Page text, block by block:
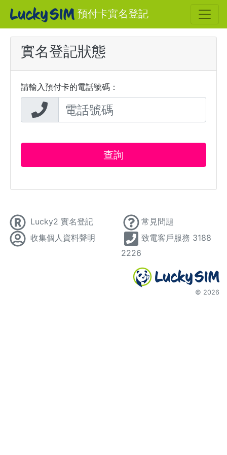
預付卡實名登記
實名登記狀態
請輸入預付卡的電話號碼：
查詢
Lucky2 實名登記
收集個人資料聲明
常見問題
致電客戶服務 3188
2226
© 2026